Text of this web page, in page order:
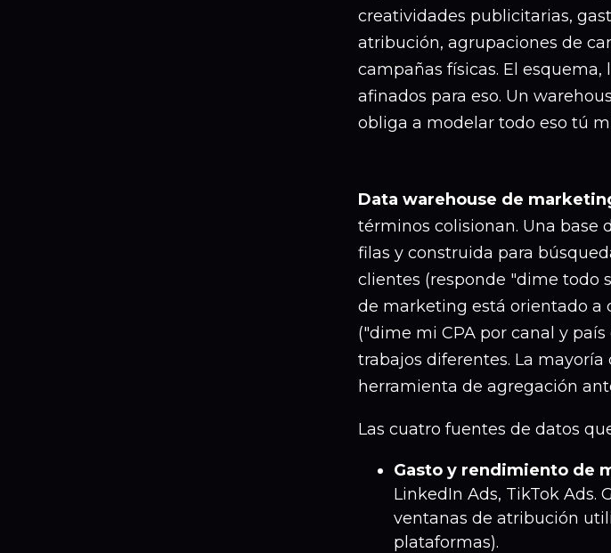
creatividades publicitarias,
atribución, agrupaciones de
campañas físicas. El
afinados para eso. Un
obliga a modelar todo eso tú
Data warehouse de
términos colisionan. Una base
filas y construida para
clientes (responde "dime todo
de marketing está orientado a
("dime mi CPA por canal y
trabajos diferentes. La
herramienta de agregación
Las cuatro fuentes de datos
Gasto y rendimiento de
LinkedIn Ads, TikTok Ads.
ventanas de atribución
plataformas).